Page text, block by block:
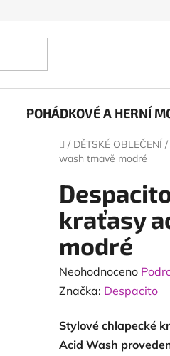
POHÁDKOVÉ A HERNÍ
Domů
/ DĚTSKÉ OBLEČENÍ /
wash tmavě modré
kraťasy
modré
Průměrné
hodnocení
je
0,0
Neohodnoceno
Značka: Despacito
Stylové chlapecké
Acid Wash